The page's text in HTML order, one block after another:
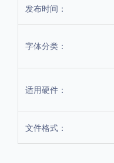
发布时间：
字体分类：
适用硬件：
文件格式：